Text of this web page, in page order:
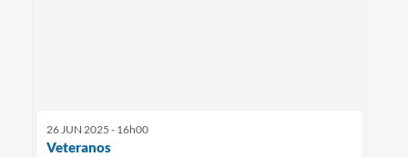
26 JUN 2025 - 16h00
Veteranos